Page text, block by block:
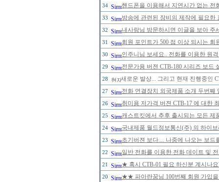
34 핸드폰을 이용해서 지연시간 없는
33 방송에 관련된 장비의 제작에 필요
32 내사랑님 방문하시면 이글을 보아 주
31 회원 포인트가 500 점 이상 되시는 회
30 인주니님 보세요.. 전화를 이용한 원
29 전문가용 버젼 CTB-180 시리즈 보드
28 새로운 발상... 그리고 현재 진행중인
27 전화 연결장치 외국제품 소개 두번째
26 취미용 저가격 버젼 CTB-17 에 대한
25 캐스트킷에서 추후 출시되는 모든
24 국내제품 월드정보통신(주) 의 하이
23 초기버젼 보다.... 나중에 나오는 보
22 일반 전화를 이용한 전화 데이트 및
21 ★ 혹시 CTB-01 필요 하신분 계시나
20 ★★ 파아란꿈님 100번째 회원 가입